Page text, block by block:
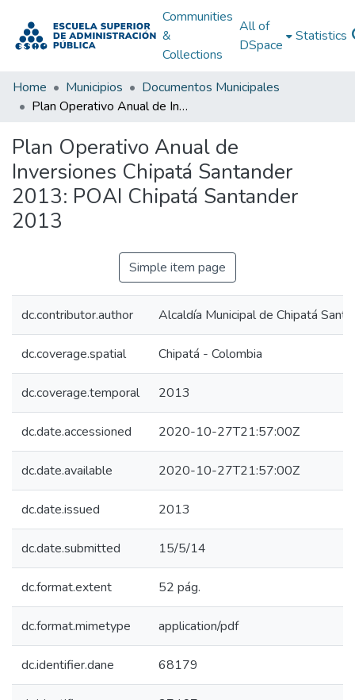
Communities
&
Collections
All of
DSpace
Statistics
Home Municipios
Documentos Municipales
Plan Operativo Anual de Inversiones Chipatá Santander 2013: POAI Chipatá Santander 2013
Plan Operativo Anual de
Inversiones Chipatá Santander
2013: POAI Chipatá Santander
2013
Simple item page
dc.contributor.author Alcaldía Municipal de Chipatá
dc.coverage.spatial Chipatá - Colombia
dc.coverage.temporal 2013
dc.date.accessioned 2020-10-27T21:57:00Z
dc.date.available 2020-10-27T21:57:00Z
dc.date.issued 2013
dc.date.submitted 15/5/14
dc.format.extent 52 pág.
dc.format.mimetype application/pdf
dc.identifier.dane 68179